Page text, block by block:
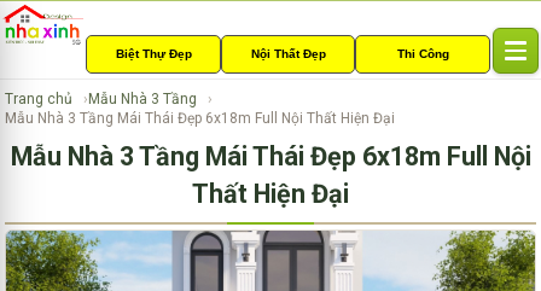
Biệt Thự Đẹp Nội Thất Đẹp Thi Công
a
v
i
Trang chủ
Mẫu Nhà 3 Tầng
Mẫu Nhà 3 Tầng Mái Thái Đẹp 6x18m Full Nội Thất Hiện Đại
Mẫu Nhà 3 Tầng Mái Thái Đẹp 6x18m Full Nội
Thất Hiện Đại